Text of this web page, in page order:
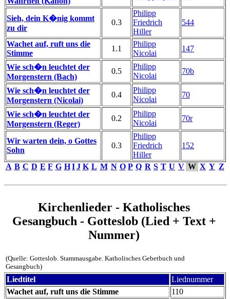
Sieh, dein K�nig kommt
zu dir
0.3
Philipp
Friedrich
Hiller
544
Wachet auf, ruft uns die
Stimme
1.1
Philipp
Nicolai
147
Wie sch�n leuchtet der
Morgenstern (Bach)
0.5
Philipp
Nicolai
70b
Wie sch�n leuchtet der
Morgenstern (Nicolai)
0.4
Philipp
Nicolai
70
Wie sch�n leuchtet der
Morgenstern (Reger)
0.2
Philipp
Nicolai
70r
Wir warten dein, o Gottes
Sohn
0.3
Philipp
Friedrich
Hiller
152
A B C D E F G H IJ K L M N O P Q R S T U V W X Y Z
Kirchenlieder - Katholisches
Gesangbuch - Gotteslob (Lied + Text +
Nummer)
(Quelle: Gotteslob. Stammausgabe. Katholisches Gebetbuch und
Gesangbuch)
Liedtitel
Liednummer
Wachet auf, ruft uns die Stimme
110